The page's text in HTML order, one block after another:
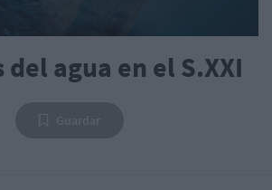
del agua en el S.XXI